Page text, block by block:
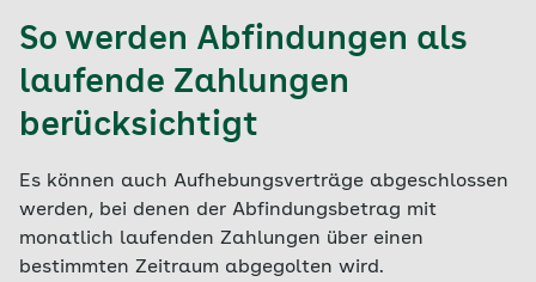
So werden Abfindungen als
laufende Zahlungen
berücksichtigt
Es können auch Aufhebungsverträge abgeschlossen
werden, bei denen der Abfindungsbetrag mit
monatlich laufenden Zahlungen über einen
bestimmten Zeitraum abgegolten wird.